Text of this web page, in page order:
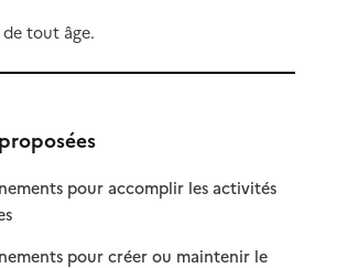
tout âge.
pour accomplir les activités
disponible
pour créer ou maintenir le